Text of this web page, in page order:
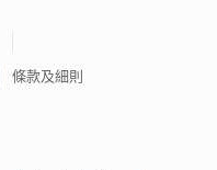
條款及細則